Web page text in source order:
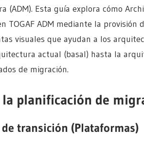
(ADM). Esta guía explora cómo
TOGAF ADM mediante la provisión
visuales que ayudan a los
actual (basal) hasta la
de migración.
planificación de
transición (Plataformas)